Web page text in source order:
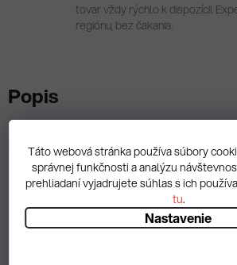
Táto webová stránka používa súbory
správnej funkčnosti a analýzu
prehliadaní vyjadrujete súhlas s ich
tu.
Nastavenie
tovar vždy rýchlo k dispozícii.
regiónu, bez čakania.
Popis
Diskusia